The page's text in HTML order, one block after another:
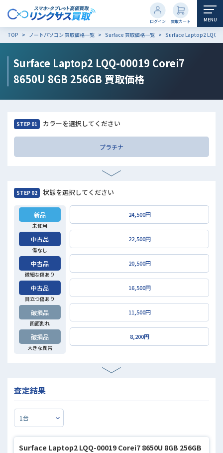
買取カート
ログイン MENU
TOP ノートパソコン 買取価格一覧 Surface 買取価格一覧 Surface Laptop2 LQQ-
Surface Laptop2 LQQ-00019 Corei7
8650U 8GB 256GB 買取価格
STEP 01 カラーを選択してください
プラチナ
STEP 02 状態を選択してください
新品
未使用
中古品
傷なし
中古品
微細な傷あり
中古品
目立つ傷あり
破損品
画面割れ
破損品
大きな異常
24,500円
22,500円
20,500円
16,500円
11,500円
8,200円
査定結果
Surface Laptop2 LQQ-00019 Corei7 8650U 8GB 256GB